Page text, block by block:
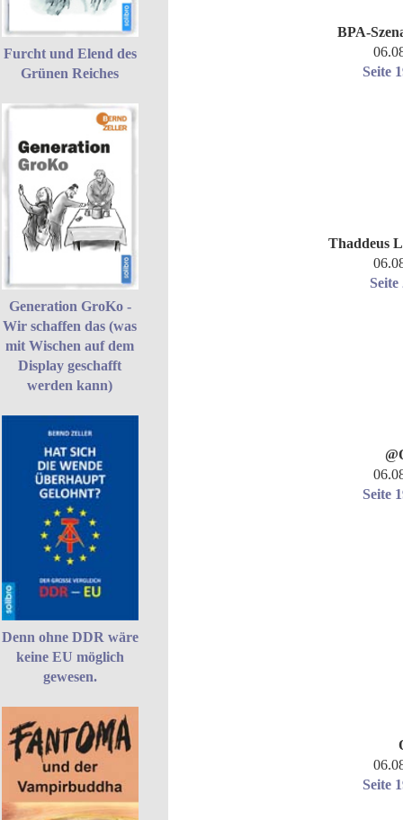
Furcht und Elend des
Grünen Reiches
Generation GroKo -
Wir schaffen das (was
mit Wischen auf dem
Display geschafft
werden kann)
Denn ohne DDR wäre
keine EU möglich
gewesen.
BPA-
Seite
Thaddeus
Seite
Seite
Seite